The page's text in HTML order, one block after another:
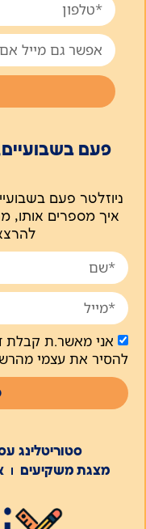
פעם
ניוזלטר פעם
איך מספרים אותו,
אני מאשר.ת קבלת
להסיר את עצמי
סטוריטלינג
מצגת משקיעים